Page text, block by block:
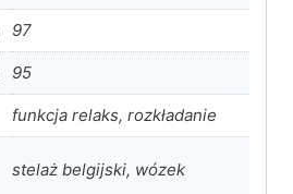
97
95
funkcja relaks, rozkładanie
stelaż belgijski, wózek